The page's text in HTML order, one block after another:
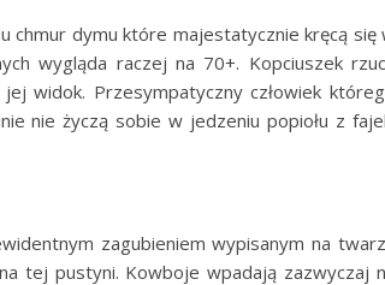
chmur dymu które majestatycznie kręcą się
wygląda raczej na 70+. Kopciuszek
widok. Przesympatyczny człowiek
nie życzą sobie w jedzeniu popiołu z
zagubieniem wypisanym na
tej pustyni. Kowboje wpadają zazwyczaj